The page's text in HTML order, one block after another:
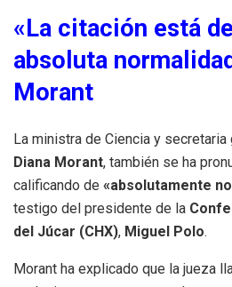
«La citación está
absoluta
Morant
La ministra de Ciencia y
Diana Morant, también se ha
calificando de «absolutamente
testigo del presidente de la
del Júcar (CHX), Miguel Polo.
Morant ha explicado que la jueza